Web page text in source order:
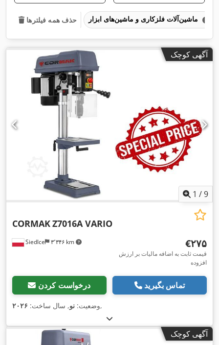
حذف همه فیلترها
آگهی کوچک
1 /9
Siedlce ۳٬۳۴۶ km
CORMAKZ7016A VARIO
‎€۲۷۵
قیمت ثابت به اضافه مالیات بر ارزش
افزوده
درخواست کردن تماس بگیرید
وضعیت: نو, سال ساخت: ۲۰۲۶ ,
آگهی کوچک